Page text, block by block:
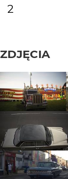
2
ZDJĘCIA